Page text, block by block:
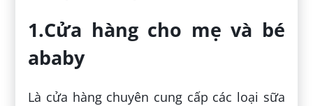
1.Cửa hàng cho mẹ và bé
ababy
Là cửa hàng chuyên cung cấp các loại sữa